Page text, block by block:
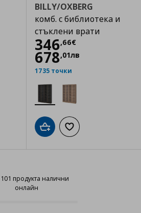
с любими
BILLY/OXBERG
комб. с библиотека и
стъклени врати
346,66€
Цена346,66 €
678,01лв
1735 точки
Добави в кошницата
Добави към
101 продукта налични
онлайн